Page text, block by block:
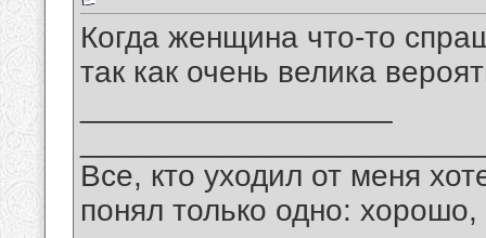
Когда женщина что-тo
так как очень велика
Все, кто уходил от меня
понял только одно: